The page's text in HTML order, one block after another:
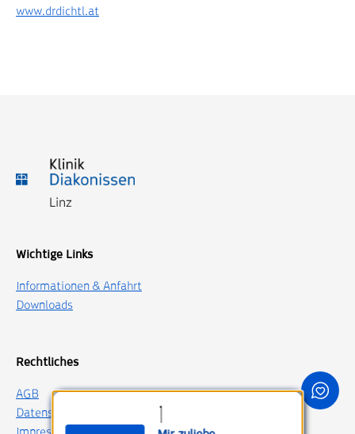
www.drdichtl.at
Wichtige Links
Informationen & Anfahrt
Downloads
Rechtliches
AGB
Datenschutz